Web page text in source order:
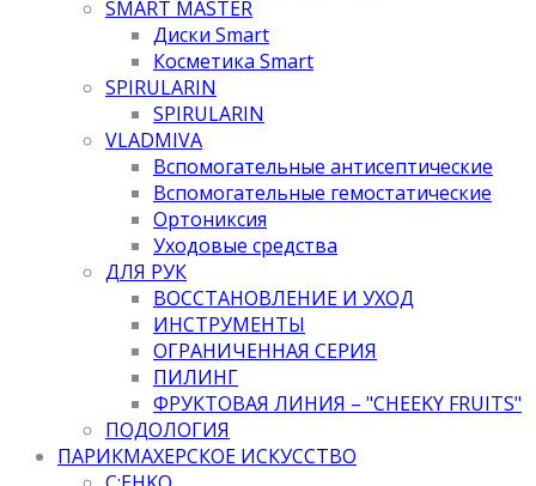
SMART MASTER
Диски Smart
Косметика Smart
SPIRULARIN
SPIRULARIN
VLADMIVA
Вспомогательные антисептические
Вспомогательные гемостатические
Ортониксия
Уходовые средства
ДЛЯ РУК
ВОССТАНОВЛЕНИЕ И УХОД
ИНСТРУМЕНТЫ
ОГРАНИЧЕННАЯ СЕРИЯ
ПИЛИНГ
ФРУКТОВАЯ ЛИНИЯ – "CHEEKY FRUITS"
ПОДОЛОГИЯ
ПАРИКМАХЕРСКОЕ ИСКУССТВО